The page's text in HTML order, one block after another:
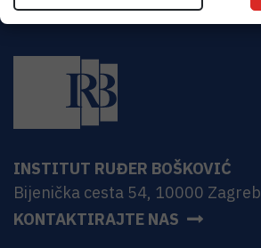
INSTITUT RUĐER BOŠKOVIĆ
Bijenička cesta 54, 10000 Zagreb
KONTAKTIRAJTE NAS